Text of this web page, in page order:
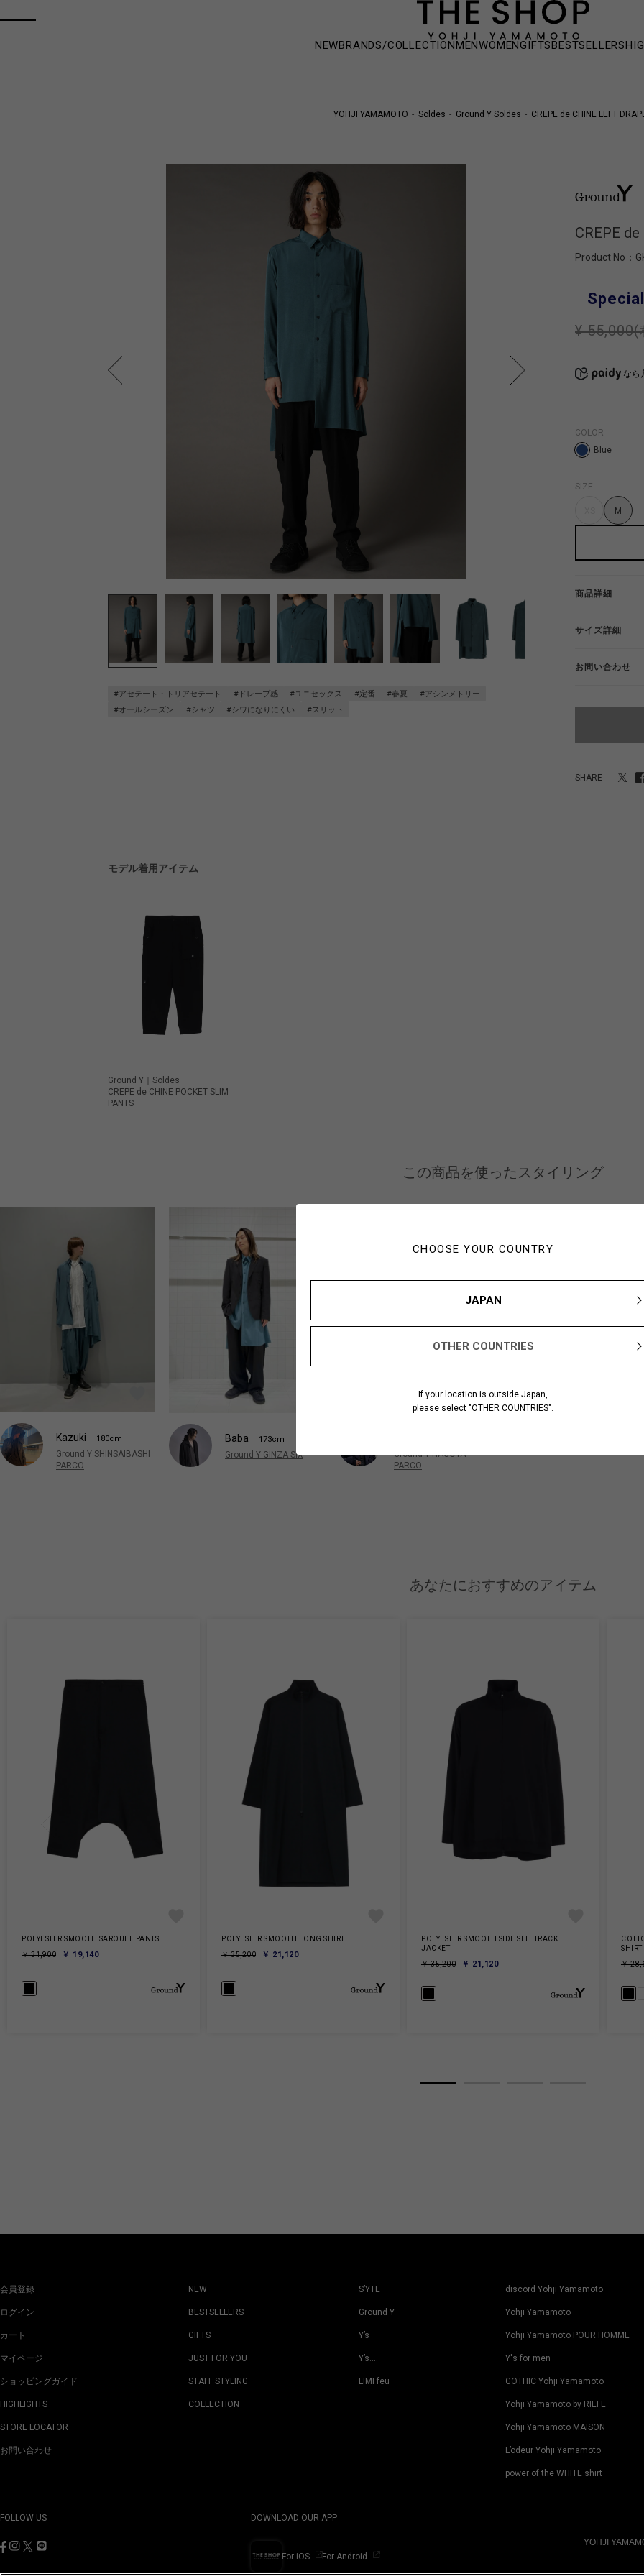
CHOOSE YOUR COUNTRY
JAPAN
OTHER COUNTRIES
If your location is outside Japan,
please select "OTHER COUNTRIES".
NEWBRANDS/COLLECTIONMENWOMENGIFTSBESTSELLERS
YOHJI YAMAMOTO Soldes Ground Y Soldes CREPE de CHINE LEFT
#アセテート・トリアセテート #ドレープ感 #ユニセックス #定番 #春夏
#アシンメトリー
#オールシーズン
#シャツ #シワになりにくい #スリット
CREPE
Product No：
¥ 55,000(
なら
COLOR
Blue
SIZE
M
商品詳細
サイズ詳細
お問い合わせ
SHARE
モデル着用アイテム
Ground Y｜Soldes
CREPE de CHINE POCKET SLIM
PANTS
この商品を使ったスタイリング
Kazuki 180cm
Ground Y SHINSAIBASHI
PARCO
Baba 173cm
Ground Y GINZA SIX
Ground Y NAGOYA
PARCO
あなたにおすすめのアイテム
POLYESTER SMOOTH SAROUEL PANTS
￥ 31,900
￥ 19,140
POLYESTER SMOOTH LONG SHIRT
￥ 35,200
￥ 21,120
POLYESTER SMOOTH SIDE SLIT TRACK
JACKET
￥ 35,200
￥ 21,120
SHIRT
￥
会員登録
ログイン
カート
マイページ
ショッピングガイド
HIGHLIGHTS
STORE LOCATOR
お問い合わせ
NEW
BESTSELLERS
GIFTS
JUST FOR YOU
STAFF STYLING
COLLECTION
S’YTE
Ground Y
Y’s
Y’s….
LIMI feu
discord Yohji Yamamoto
Yohji Yamamoto
Yohji Yamamoto POUR HOMME
Y's for men
GOTHIC Yohji Yamamoto
Yohji Yamamoto by RIEFE
Yohji Yamamoto MAISON
L’odeur Yohji Yamamoto
power of the WHITE shirt
FOLLOW US DOWNLOAD OUR APP
For iOS For Android
YOHJI